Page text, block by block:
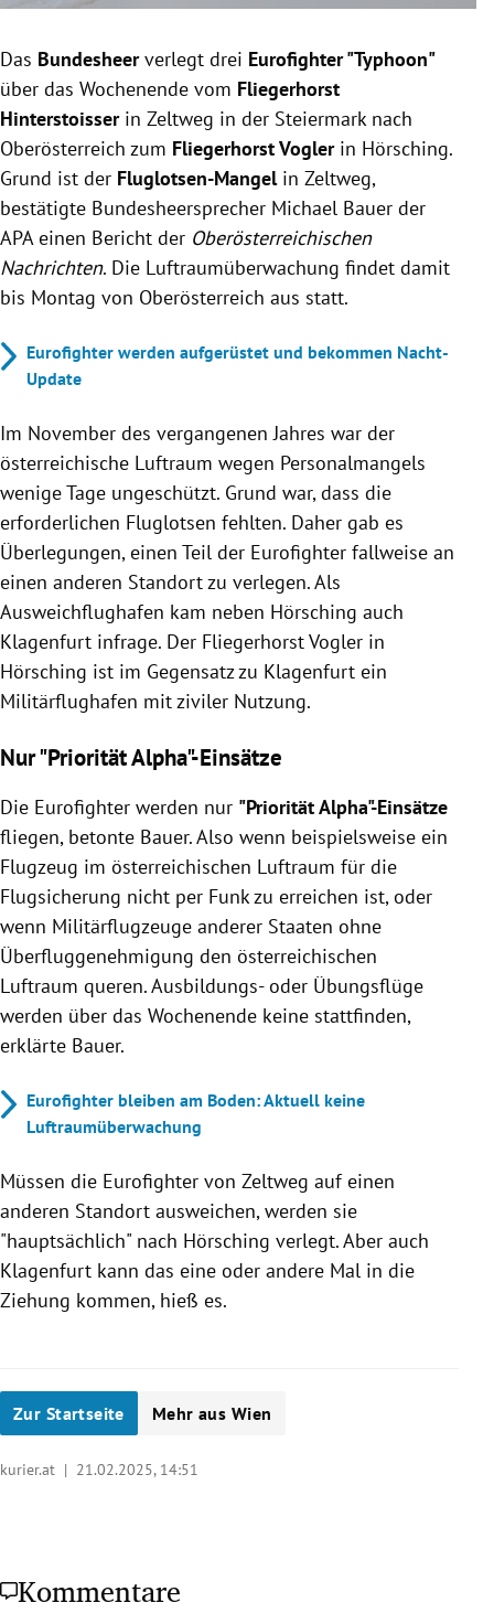
Untermenü
Das Bundesheerverlegt drei Eurofighter "Typhoon"
über das Wochenende vom Fliegerhorst
Hinterstoisser in Zeltweg in der Steiermark nach
Oberösterreich zum Fliegerhorst Vogler in Hörsching.
Grund ist der Fluglotsen-Mangel in Zeltweg,
bestätigte Bundesheersprecher Michael Bauer der
APA einen Bericht der Oberösterreichischen
Nachrichten. Die Luftraumüberwachung findet damit
bis Montag von Oberösterreich aus statt.
Eurofighter werden aufgerüstet und bekommen Nacht-
Update
Im November des vergangenen Jahres war der
österreichische Luftraum wegen Personalmangels
wenige Tage ungeschützt. Grund war, dass die
erforderlichen Fluglotsen fehlten. Daher gab es
Überlegungen, einen Teil der Eurofighter fallweise an
einen anderen Standort zu verlegen. Als
Ausweichflughafen kam neben Hörsching auch
Klagenfurt infrage. Der Fliegerhorst Vogler in
Hörsching ist im Gegensatz zu Klagenfurt ein
Militärflughafen mit ziviler Nutzung.
Nur "Priorität Alpha"-Einsätze
Die Eurofighter werden nur "Priorität Alpha"-Einsätze
fliegen, betonte Bauer. Also wenn beispielsweise ein
Flugzeug im österreichischen Luftraum für die
Flugsicherung nicht per Funk zu erreichen ist, oder
wenn Militärflugzeuge anderer Staaten ohne
Überfluggenehmigung den österreichischen
Luftraum queren. Ausbildungs- oder Übungsflüge
werden über das Wochenende keine stattfinden,
erklärte Bauer.
Eurofighter bleiben am Boden: Aktuell keine
Luftraumüberwachung
Müssen die Eurofighter von Zeltweg auf einen
anderen Standort ausweichen, werden sie
"hauptsächlich" nach Hörsching verlegt. Aber auch
Klagenfurt kann das eine oder andere Mal in die
Ziehung kommen, hieß es.
Zur Startseite Mehr aus Wien
kurier.at | 21.02.2025, 14:51
Kommentare